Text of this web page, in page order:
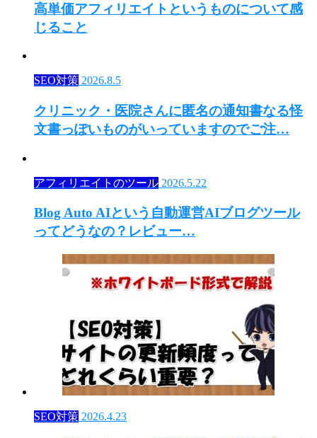
高単価アフィリエイトというものについて感
じること
SEO対策 2026.8.5
クリニック・医院さんに匿名の通知書なる怪
文書っぽいものがいっていますのでご注…
アフィリエイトのツール 2026.5.22
Blog Auto AIという自動運営AIブログツール
ってどうなの？レビュー…
SEO対策 2026.4.23